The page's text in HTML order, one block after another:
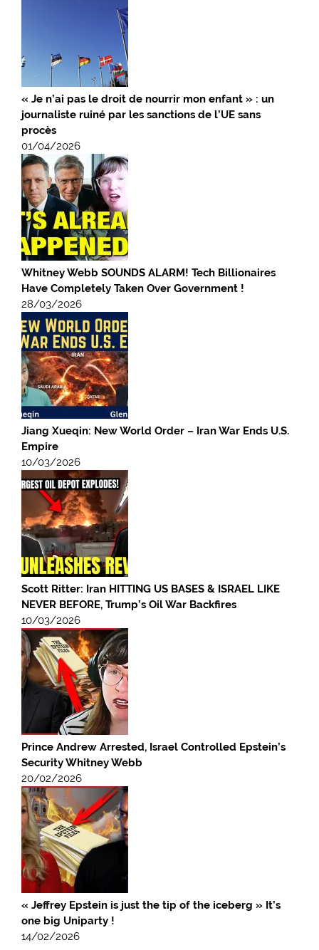
« Je n’ai pas le droit de nourrir mon enfant » : un
journaliste ruiné par les sanctions de l’UE sans
procès
01/04/2026
Whitney Webb SOUNDS ALARM! Tech Billionaires
Have Completely Taken Over Government !
28/03/2026
Jiang Xueqin: New World Order – Iran War Ends U.S.
Empire
10/03/2026
Scott Ritter: Iran HITTING US BASES & ISRAEL LIKE
NEVER BEFORE, Trump’s Oil War Backfires
10/03/2026
Prince Andrew Arrested, Israel Controlled Epstein’s
Security Whitney Webb
20/02/2026
« Jeffrey Epstein is just the tip of the iceberg » It’s
one big Uniparty !
14/02/2026